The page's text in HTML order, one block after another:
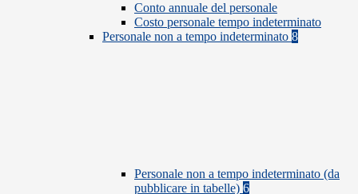
Conto annuale del personale
Costo personale tempo indeterminato
Personale non a tempo indeterminato 8
Personale non a tempo indeterminato (da
pubblicare in tabelle) 6